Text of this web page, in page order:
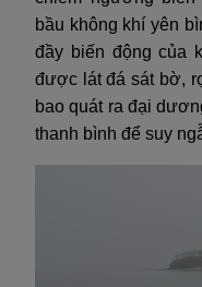
bầu không khí yên
đầy biến động của
được lát đá sát bờ,
bao quát ra đại
thanh bình để suy